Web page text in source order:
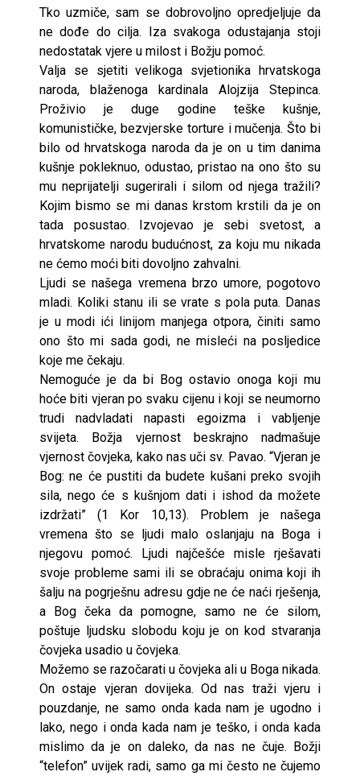
Tko uzmiče, sam se dobrovoljno opredjeljuje da
ne dođe do cilja. Iza svakoga odustajanja stoji
nedostatak vjere u milost i Božju pomoć.
Valja se sjetiti velikoga svjetionika hrvatskoga
naroda, blaženoga kardinala Alojzija Stepinca.
Proživio je duge godine teške kušnje,
komunističke, bezvjerske torture i mučenja. Što bi
bilo od hrvatskoga naroda da je on u tim danima
kušnje pokleknuo, odustao, pristao na ono što su
mu neprijatelji sugerirali i silom od njega tražili?
Kojim bismo se mi danas krstom krstili da je on
tada posustao. Izvojevao je sebi svetost, a
hrvatskome narodu budućnost, za koju mu nikada
ne ćemo moći biti dovoljno zahvalni.
Ljudi se našega vremena brzo umore, pogotovo
mladi. Koliki stanu ili se vrate s pola puta. Danas
je u modi ići linijom manjega otpora, činiti samo
ono što mi sada godi, ne misleći na posljedice
koje me čekaju.
Nemoguće je da bi Bog ostavio onoga koji mu
hoće biti vjeran po svaku cijenu i koji se neumorno
trudi nadvladati napasti egoizma i vabljenje
svijeta. Božja vjernost beskrajno nadmašuje
vjernost čovjeka, kako nas uči sv. Pavao. “Vjeran je
Bog: ne će pustiti da budete kušani preko svojih
sila, nego će s kušnjom dati i ishod da možete
izdržati” (1 Kor 10,13). Problem je našega
vremena što se ljudi malo oslanjaju na Boga i
njegovu pomoć. Ljudi najčešće misle rješavati
svoje probleme sami ili se obraćaju onima koji ih
šalju na pogrješnu adresu gdje ne će naći rješenja,
a Bog čeka da pomogne, samo ne će silom,
poštuje ljudsku slobodu koju je on kod stvaranja
čovjeka usadio u čovjeka.
Možemo se razočarati u čovjeka ali u Boga nikada.
On ostaje vjeran dovijeka. Od nas traži vjeru i
pouzdanje, ne samo onda kada nam je ugodno i
lako, nego i onda kada nam je teško, i onda kada
mislimo da je on daleko, da nas ne čuje. Božji
“telefon” uvijek radi, samo ga mi često ne čujemo